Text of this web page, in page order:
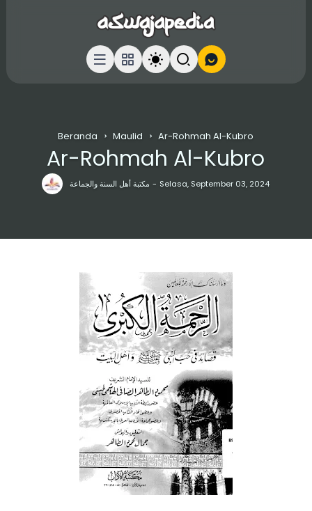
Beranda Maulid Ar-Rohmah Al-Kubro
مكتبة أهل السنة والجماعة Selasa, September 03, 2024
Ar-Rohmah Al-Kubro